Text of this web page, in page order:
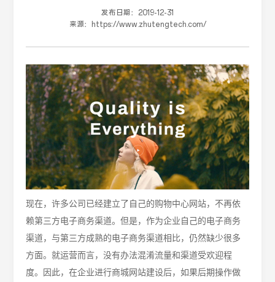
发布日期： 2019-12-31
来源：
https://www.zhutengtech.com/
现在，许多公司已经建立了自己的购物中心网站，不再依
赖第三方电子商务渠道。但是，作为企业自己的电子商务
渠道，与第三方成熟的电子商务渠道相比，仍然缺少很多
方面。就运营而言，没有办法混淆流量和渠道受欢迎程
度。因此，在企业进行商城网站建设后，如果后期操作做